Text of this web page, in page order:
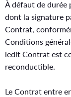
À défaut de durée
dont la signature
Contrat,
Conditions
ledit Contrat est
reconductible.
Le Contrat entre